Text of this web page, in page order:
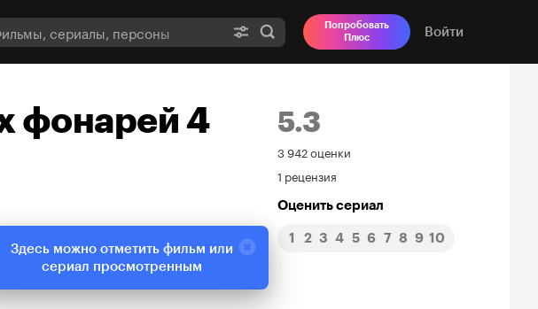
Попробовать
Плюс
Войти
фонарей 4
5.3
Рейтинг
Кинопоиска
5.3
3 942 оценки
1 рецензия
Оценить сериал
1 2 3 4 5 6 7 8 9 10
Здесь можно отметить фильм или
сериал просмотренным